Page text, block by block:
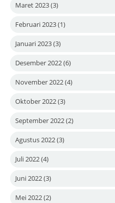
Maret 2023(3)
Februari 2023(1)
Januari 2023(3)
Desember 2022(6)
November 2022(4)
Oktober 2022(3)
September 2022(2)
Agustus 2022(3)
Juli 2022(4)
Juni 2022(3)
Mei 2022(2)